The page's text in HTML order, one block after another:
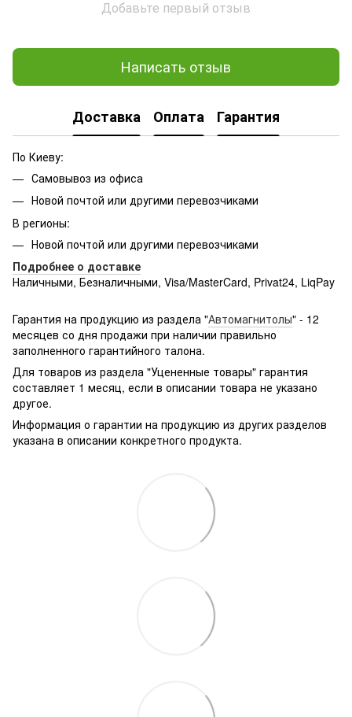
Добавьте первый отзыв
Написать отзыв
Доставка Оплата Гарантия
По Киеву:
Самовывоз из офиса
Новой почтой или другими перевозчиками
В регионы:
Новой почтой или другими перевозчиками
Подробнее о доставке
Наличными, Безналичными, Visa/MasterCard, Privat24, LiqPay
g361hhadsek/p3316040/#
Гарантия на продукцию из раздела "Автомагнитолы" - 12
месяцев со дня продажи при наличии правильно
заполненного гарантийного талона.
Для товаров из раздела "Уцененные товары" гарантия
составляет 1 месяц, если в описании товара не указано
другое.
Информация о гарантии на продукцию из других разделов
указана в описании конкретного продукта.